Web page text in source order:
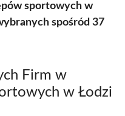
sportowych w
spośród 37
Firm w
w Łodzi